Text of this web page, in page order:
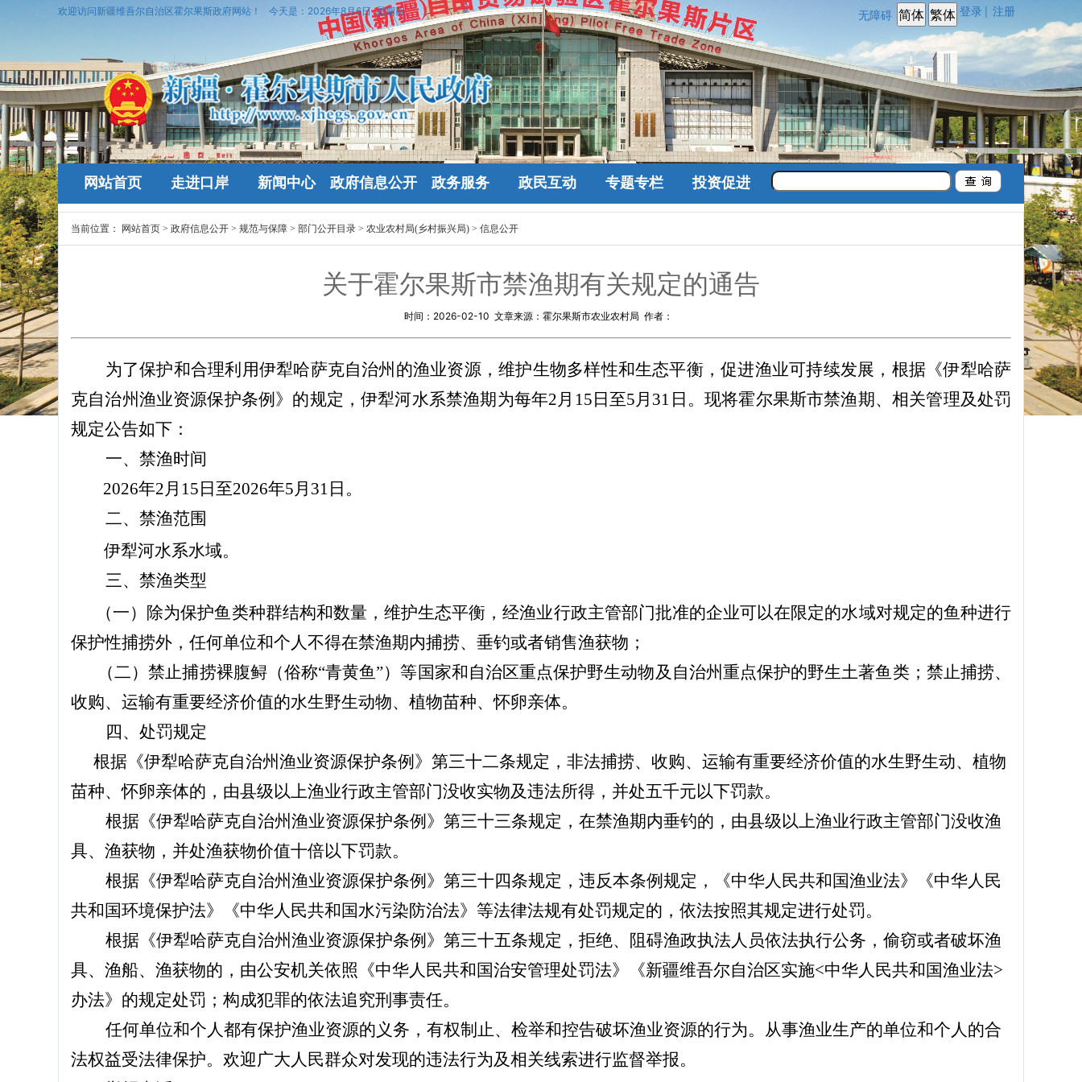
欢迎访问新疆维吾尔自治区霍尔果斯政府网站！ 今天是： 无障碍 登录 注册
2026年8月6日 星期四
网站首页 走进口岸 新闻中心 政府信息公开 政务服务 政民互动 专题专栏 投资促进
当前位置： 网站首页 > 政府信息公开 > 规范与保障 > 部门公开目录 > 农业农村局(乡村振兴局) > 信息公开
关于霍尔果斯市禁渔期有关规定的通告
时间： 2026-02-10 文章来源：霍尔果斯市农业农村局 作者：
为了保护和合理利用伊犁哈萨克自治州的渔业资源，维护生物多样性和生态平衡，促进渔业可持续发展，根据《伊犁哈萨
克自治州渔业资源保护条例》 的规定 ，伊犁河水系禁渔期为每年2月 15 日至5月 31 日 。 现将霍尔果斯市禁渔期、相关管理及处罚
规定公告如下：
一、 禁渔时间
2026年2月 15 日至2026年5月 31 日。
二、禁渔范围
伊犁河水系水域。
三、禁渔类型
（一）除为保护鱼类种群结构和数量，维护生态平衡，经渔业行政主管部门批准的企业可以在限定的水域对规定的鱼种进行
保护性捕捞外，任何单位和个人不得在禁渔期内捕捞、垂钓或者销售渔获物；
（二）禁止捕捞裸腹鲟（俗称“青黄鱼”）等国家和自治区重点保护野生动物及自治州重点保护的野生土著鱼类；禁止捕捞、
收购、运输有重要经济价值的水生野生动物、植物苗种、怀卵亲体。
四、 处罚规定
根据《伊犁哈萨克自治州渔业资源保护条例》第三十二条规定，非法捕捞、收购、运输有重要经济价值的水生野生动、植物
苗种、怀卵亲体的，由县级以上渔业行政主管部门没收实物及违法所得，并处五千元以下罚款。
根据《伊犁哈萨克自治州渔业资源保护条例》第三十三条规定，在禁渔期内垂钓的，由县级以上渔业行政主管部门没收渔
具、渔获物，并处渔获物价值十倍以下罚款。
根据《伊犁哈萨克自治州渔业资源保护条例》第三十四条规定，违反本条例规定，《中华人民共和国渔业法》《中华人民
共和国环境保护法》《中华人民共和国水污染防治法》等法律法规有处罚规定的，依法按照其规定进行处罚。
根据《伊犁哈萨克自治州渔业资源保护条例》第三十五条规定，拒绝、阻碍渔政执法人员依法执行公务，偷窃或者破坏渔
具、渔船、渔获物的，由公安机关依照《中华人民共和国治安管理处罚法》《新疆维吾尔自治区实施<中华人民共和国渔业法>
办法》的规定处罚；构成犯罪的依法追究刑事责任。
任何单位和个人都有保护渔业资源的义务，有权制止、检举和控告破坏渔业资源的行为。从事渔业生产的单位和个人的合
法权益受法律保护。欢迎广大人民群众对发现的违法行为及相关线索进行监督举报。